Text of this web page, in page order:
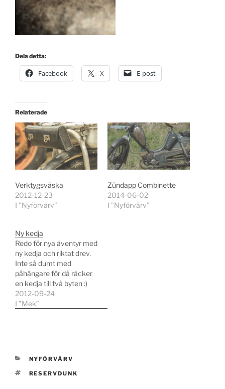
Dela detta:
Facebook X E-post
Relaterade
Verktygsväska
2012-12-23
I ”Nyförvärv”
Zündapp Combinette
2014-06-02
I ”Nyförvärv”
Ny kedja
Redo för nya äventyr med
ny kedja och riktat drev.
Inte så dumt med
påhängare för då räcker
en kedja till två byten :)
2012-09-24
I ”Mek”
KATEGORIER
NYFÖRVÄRV
TAGGAR
RESERVDUNK